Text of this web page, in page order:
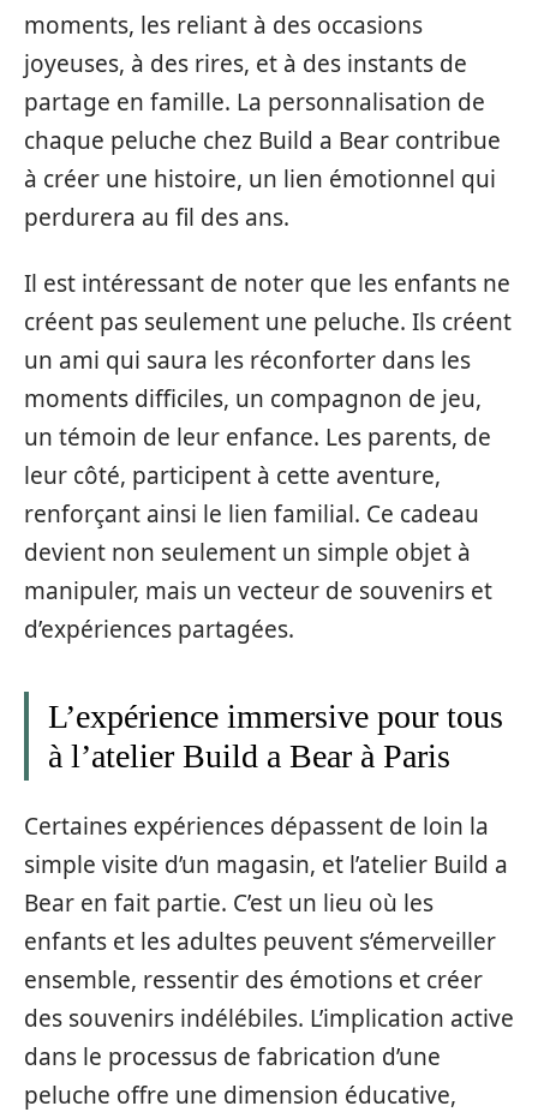
moments, les reliant à des occasions
joyeuses, à des rires, et à des instants de
partage en famille. La personnalisation de
chaque peluche chez Build a Bear contribue
à créer une histoire, un lien émotionnel qui
perdurera au fil des ans.
Il est intéressant de noter que les enfants ne
créent pas seulement une peluche. Ils créent
un ami qui saura les réconforter dans les
moments difficiles, un compagnon de jeu,
un témoin de leur enfance. Les parents, de
leur côté, participent à cette aventure,
renforçant ainsi le lien familial. Ce cadeau
devient non seulement un simple objet à
manipuler, mais un vecteur de souvenirs et
d’expériences partagées.
L’expérience immersive pour tous
à l’atelier Build a Bear à Paris
Certaines expériences dépassent de loin la
simple visite d’un magasin, et l’atelier Build a
Bear en fait partie. C’est un lieu où les
enfants et les adultes peuvent s’émerveiller
ensemble, ressentir des émotions et créer
des souvenirs indélébiles. L’implication active
dans le processus de fabrication d’une
peluche offre une dimension éducative,